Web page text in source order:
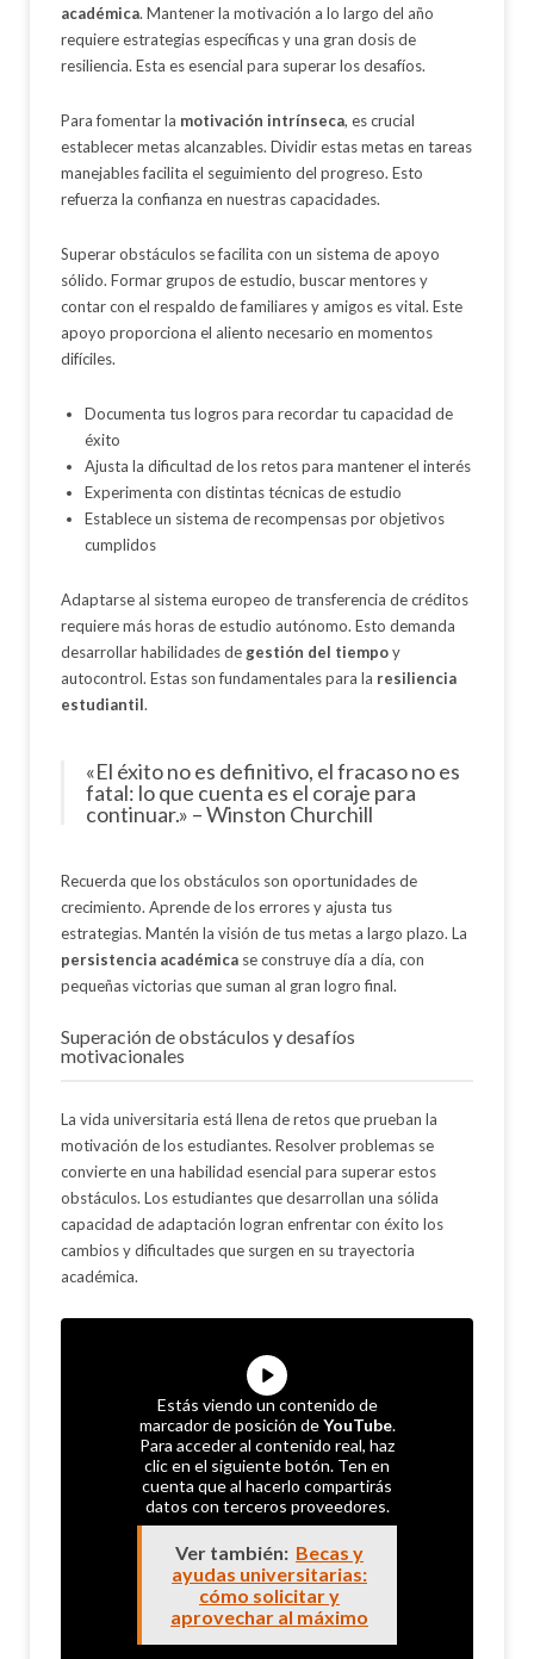
académica. Mantener la motivación a lo largo del año
requiere estrategias específicas y una gran dosis de
resiliencia. Esta es esencial para superar los desafíos.
Para fomentar la motivación intrínseca, es crucial
establecer metas alcanzables. Dividir estas metas en tareas
manejables facilita el seguimiento del progreso. Esto
refuerza la confianza en nuestras capacidades.
Superar obstáculos se facilita con un sistema de apoyo
sólido. Formar grupos de estudio, buscar mentores y
contar con el respaldo de familiares y amigos es vital. Este
apoyo proporciona el aliento necesario en momentos
difíciles.
Documenta tus logros para recordar tu capacidad de
éxito
Ajusta la dificultad de los retos para mantener el interés
Experimenta con distintas técnicas de estudio
Establece un sistema de recompensas por objetivos
cumplidos
Adaptarse al sistema europeo de transferencia de créditos
requiere más horas de estudio autónomo. Esto demanda
desarrollar habilidades de gestión del tiempoy
autocontrol. Estas son fundamentales para la resiliencia
estudiantil.
«El éxito no es definitivo, el fracaso no es
fatal: lo que cuenta es el coraje para
continuar.» – Winston Churchill
Recuerda que los obstáculos son oportunidades de
crecimiento. Aprende de los errores y ajusta tus
estrategias. Mantén la visión de tus metas a largo plazo. La
persistencia académica se construye día a día, con
pequeñas victorias que suman al gran logro final.
Superación de obstáculos y desafíos
motivacionales
La vida universitaria está llena de retos que prueban la
motivación de los estudiantes. Resolver problemas se
convierte en una habilidad esencial para superar estos
obstáculos. Los estudiantes que desarrollan una sólida
capacidad de adaptación logran enfrentar con éxito los
cambios y dificultades que surgen en su trayectoria
académica.
Estás viendo un contenido de
marcador de posición deYouTube.
Para acceder al contenido real, haz
clic en el siguiente botón. Ten en
cuenta que al hacerlo compartirás
datos con terceros proveedores.
Ver también: Becas y
ayudas universitarias:
cómo solicitar y
aprovechar al máximo